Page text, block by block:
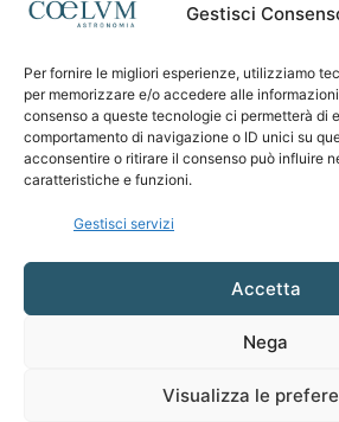
Gestisci
Per fornire le migliori esperienze, utilizziamo
per memorizzare e/o accedere alle
consenso a queste tecnologie ci permetterà di
comportamento di navigazione o ID unici su
acconsentire o ritirare il consenso può influire
caratteristiche e funzioni.
Gestisci servizi
Accetta
Nega
Visualizza le
CHI SIAMO
Contattaci: